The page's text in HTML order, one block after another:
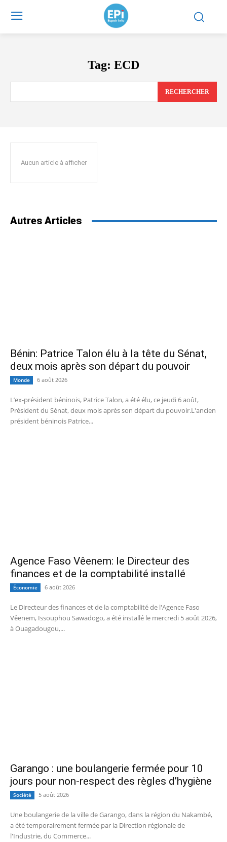
Tag: ECD
RECHERCHER
Aucun article à afficher
Autres Articles
Bénin: Patrice Talon élu à la tête du Sénat,
deux mois après son départ du pouvoir
Monde 6 août 2026
L’ex-président béninois, Patrice Talon, a été élu, ce jeudi 6 août,
Président du Sénat, deux mois après son départ du pouvoir.L'ancien
président béninois Patrice...
Agence Faso Vêenem: le Directeur des
finances et de la comptabilité installé
Économie 6 août 2026
Le Directeur des finances et de la comptabilité de l'Agence Faso
Vêenem, Issouphou Sawadogo, a été installé le mercredi 5 août 2026,
à Ouagadougou,...
Garango : une boulangerie fermée pour 10
jours pour non-respect des règles d’hygiène
Société 5 août 2026
Une boulangerie de la ville de Garango, dans la région du Nakambé,
a été temporairement fermée par la Direction régionale de
l'Industrie, du Commerce...